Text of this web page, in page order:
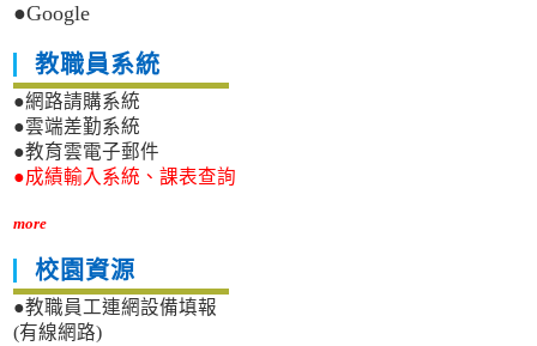
●Google
教職員系統
●網路請購系統
●雲端差勤系統
●教育雲電子郵件
●成績輸入系統、課表查詢
more
校園資源
●教職員工連網設備填報
(有線網路)